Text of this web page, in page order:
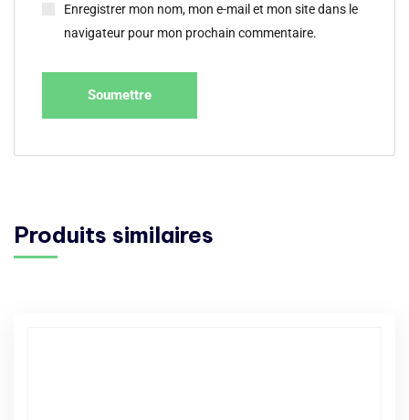
Enregistrer mon nom, mon e-mail et mon site dans le
navigateur pour mon prochain commentaire.
Produits similaires